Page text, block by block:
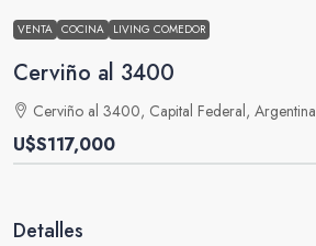
VENTA COCINA LIVING COMEDOR
Cerviño al 3400
Cerviño al 3400, Capital Federal, Argentina
U$S117,000
Detalles